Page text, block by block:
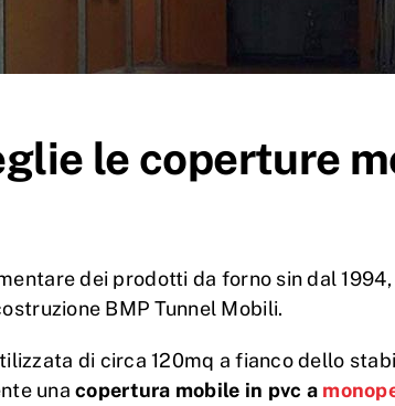
le coperture
dei prodotti da forno sin dal
BMP Tunnel Mobili.
di circa 120mq a fianco dello
unacopertura mobile in pvc a